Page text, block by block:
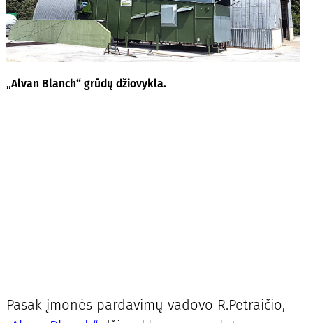
„Alvan Blanch“ grūdų džiovykla.
Pasak įmonės pardavimų vadovo R.Petraičio,